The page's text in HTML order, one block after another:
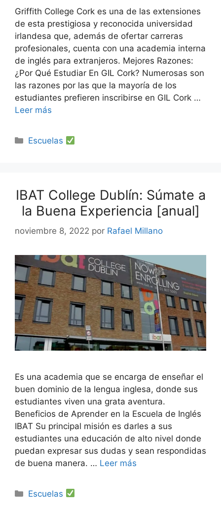
Griffith College Cork es una de las extensiones
de esta prestigiosa y reconocida universidad
irlandesa que, además de ofertar carreras
profesionales, cuenta con una academia interna
de inglés para extranjeros. Mejores Razones:
¿Por Qué Estudiar En GIL Cork? Numerosas son
las razones por las que la mayoría de los
estudiantes prefieren inscribirse en GIL Cork …
Leer más
Categorías
Escuelas
IBAT College Dublín: Súmate a
la Buena Experiencia [anual]
noviembre 8, 2022 por Rafael Millano
Es una academia que se encarga de enseñar el
buen dominio de la lengua inglesa, donde sus
estudiantes viven una grata aventura.
Beneficios de Aprender en la Escuela de Inglés
IBAT Su principal misión es darles a sus
estudiantes una educación de alto nivel donde
puedan expresar sus dudas y sean respondidas
de buena manera. … Leer más
Categorías
Escuelas